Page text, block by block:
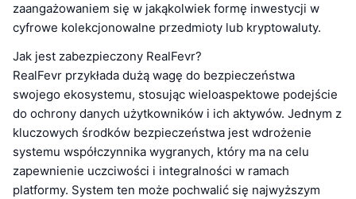
zaangażowaniem się w jakąkolwiek formę inwestycji w
cyfrowe kolekcjonowalne przedmioty lub kryptowaluty.
Jak jest zabezpieczony RealFevr?
RealFevr przykłada dużą wagę do bezpieczeństwa
swojego ekosystemu, stosując wieloaspektowe podejście
do ochrony danych użytkowników i ich aktywów. Jednym z
kluczowych środków bezpieczeństwa jest wdrożenie
systemu współczynnika wygranych, który ma na celu
zapewnienie uczciwości i integralności w ramach
platformy. System ten może pochwalić się najwyższym